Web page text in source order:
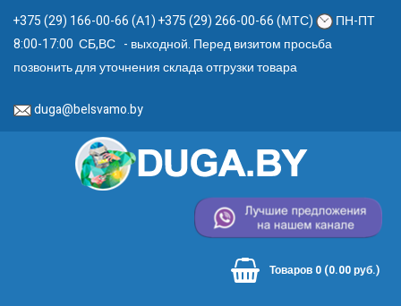
+375 (29) 166-00-66 (А1) +375 (29) 266-00-66 (МТС)
ПН-ПТ
8:00-17:00 СБ,ВС - выходной. Перед визитом просьба
позвонить для уточнения склада отгрузки товара
duga@belsvamo.by
Товаров 0 (0.00 руб.)